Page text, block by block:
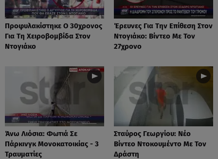
Προφυλακίστηκε Ο 30χρονος
Για Τη Χειροβομβίδα Στον
Ντογιάκο
Έρευνες Για Την Επίθεση Στον
Ντογιάκο: Βίντεο Με Τον
27χρονο
Άνω Λιόσια: Φωτιά Σε
Πάρκινγκ Μονοκατοικίας - 3
Τραυματίες
Σταύρος Γεωργίου: Νέο
Βίντεο Ντοκουμέντο Με Τον
Δράστη